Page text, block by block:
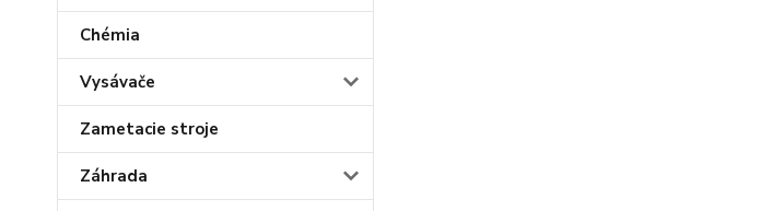
Chémia
Vysávače
Zametacie stroje
Záhrada